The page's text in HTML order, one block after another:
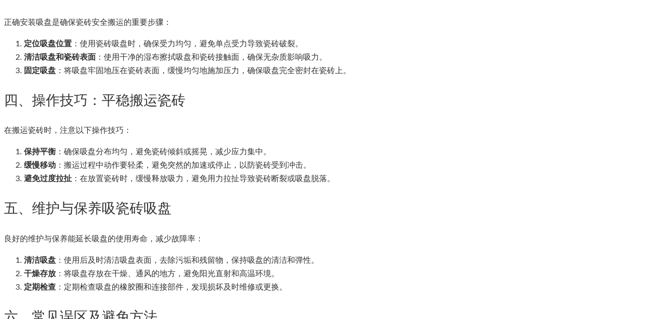
正确安装吸盘是确保瓷砖安全搬运的重要步骤：
定位吸盘位置 ：使用瓷砖吸盘时，确保受力均匀，避免单点受力导致瓷砖破裂。
清洁吸盘和瓷砖表面 ：使用干净的湿布擦拭吸盘和瓷砖接触面，确保无杂质影响吸力。
固定吸盘 ：将吸盘牢固地压在瓷砖表面，缓慢均匀地施加压力，确保吸盘完全密封在瓷砖上。
四、操作技巧：平稳搬运瓷砖
在搬运瓷砖时，注意以下操作技巧：
保持平衡 ：确保吸盘分布均匀，避免瓷砖倾斜或摇晃，减少应力集中。
缓慢移动 ：搬运过程中动作要轻柔，避免突然的加速或停止，以防瓷砖受到冲击。
避免过度拉扯 ：在放置瓷砖时，缓慢释放吸力，避免用力拉扯导致瓷砖断裂或吸盘脱落。
五、维护与保养吸瓷砖吸盘
良好的维护与保养能延长吸盘的使用寿命，减少故障率：
清洁吸盘 ：使用后及时清洁吸盘表面，去除污垢和残留物，保持吸盘的清洁和弹性。
干燥存放 ：将吸盘存放在干燥、通风的地方，避免阳光直射和高温环境。
定期检查 ：定期检查吸盘的橡胶圈和连接部件，发现损坏及时维修或更换。